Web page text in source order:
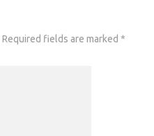
Required fields are marked *